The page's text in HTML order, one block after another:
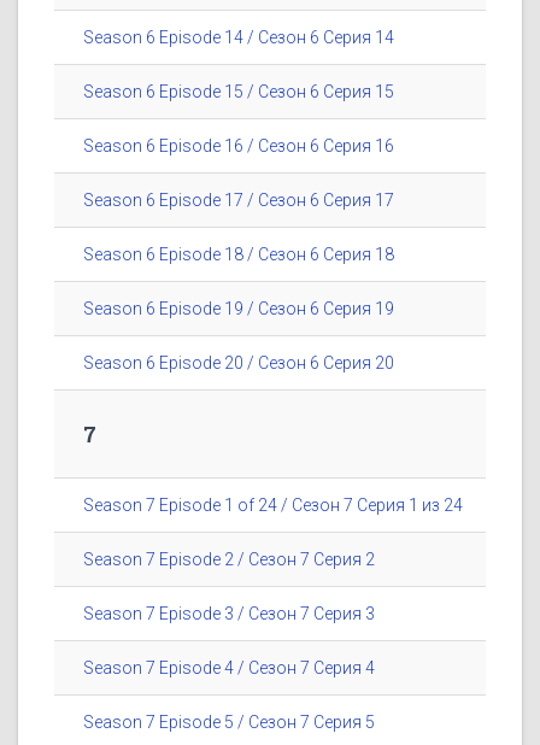
Season 6 Episode 14 / Сезон 6 Серия 14
Season 6 Episode 15 / Сезон 6 Серия 15
Season 6 Episode 16 / Сезон 6 Серия 16
Season 6 Episode 17 / Сезон 6 Серия 17
Season 6 Episode 18 / Сезон 6 Серия 18
Season 6 Episode 19 / Сезон 6 Серия 19
Season 6 Episode 20 / Сезон 6 Серия 20
7
Season 7 Episode 1 of 24 / Сезон 7 Серия 1 из 24
Season 7 Episode 2 / Сезон 7 Серия 2
Season 7 Episode 3 / Сезон 7 Серия 3
Season 7 Episode 4 / Сезон 7 Серия 4
Season 7 Episode 5 / Сезон 7 Серия 5